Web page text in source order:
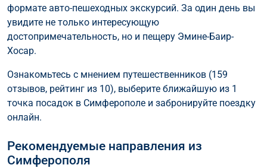
формате авто-пешеходных экскурсий. За один день вы
увидите не только интересующую
достопримечательность, но и пещеру Эмине-Баир-
Хосар.
Ознакомьтесь с мнением путешественников (159
отзывов, рейтинг из 10), выберите ближайшую из 1
точка посадок в Симферополе и забронируйте поездку
онлайн.
Рекомендуемые направления из
Симферополя